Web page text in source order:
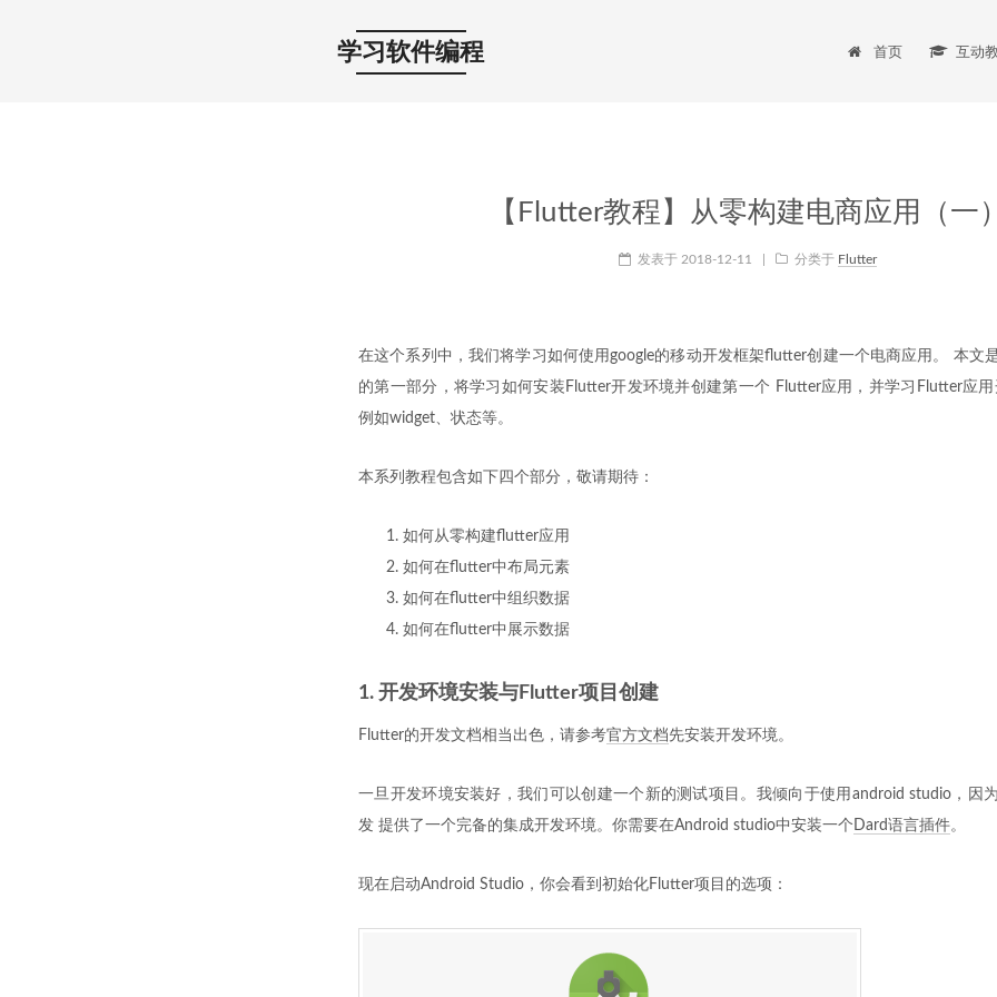
学习软件编程 首页 互动
【Flutter教程】从零构建电商应用（一）
发表于 2018-12-11 分类于 Flutter
在这个系列中，我们将学习如何使用google的移动开发框架flutter创建一个电商应用。 本文
的第一部分，将学习如何安装Flutter开发环境并创建第一个 Flutter应用，并学习Flutter应用
例如widget、状态等。
本系列教程包含如下四个部分，敬请期待：
如何从零构建flutter应用
如何在flutter中布局元素
如何在flutter中组织数据
如何在flutter中展示数据
1. 开发环境安装与Flutter项目创建
Flutter的开发文档相当出色，请参考官方文档先安装开发环境。
一旦开发环境安装好，我们可以创建一个新的测试项目。我倾向于使用android studio，因
发 提供了一个完备的集成开发环境。你需要在Android studio中安装一个 Dard语言插件。
现在启动Android Studio，你会看到初始化Flutter项目的选项：